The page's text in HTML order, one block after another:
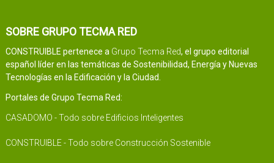
SOBRE GRUPO TECMA RED
CONSTRUIBLE pertenece a Grupo Tecma Red, el grupo editorial
español líder en las temáticas de Sostenibilidad, Energía y Nuevas
Tecnologías en la Edificación y la Ciudad.
Portales de Grupo Tecma Red:
CASADOMO - Todo sobre Edificios Inteligentes
CONSTRUIBLE - Todo sobre Construcción Sostenible